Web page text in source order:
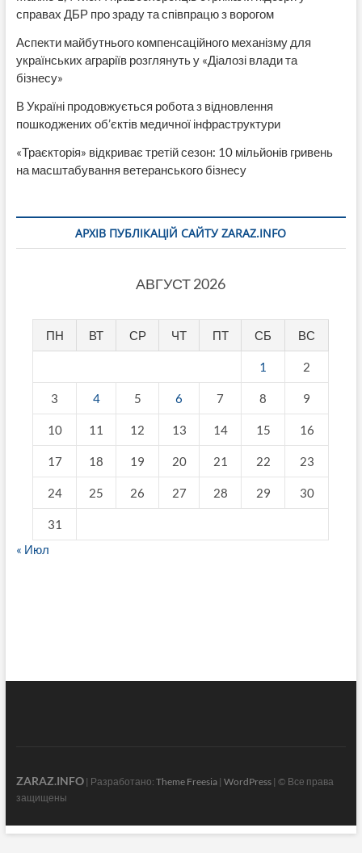
справах ДБР про зраду та співпрацю з ворогом
Аспекти майбутнього компенсаційного механізму для
українських аграріїв розглянуть у «Діалозі влади та
бізнесу»
В Україні продовжується робота з відновлення
пошкоджених об’єктів медичної інфраструктури
«Траєкторія» відкриває третій сезон: 10 мільйонів гривень
на масштабування ветеранського бізнесу
АРХІВ ПУБЛІКАЦІЙ САЙТУ ZARAZ.INFO
АВГУСТ 2026
ПН ВТ СР ЧТ ПТ СБ ВС
1 2
3 4 5 6 7 8 9
10 11 12 13 14 15 16
17 18 19 20 21 22 23
24 25 26 27 28 29 30
31
« Июл
ZARAZ.INFO| Разработано: Theme Freesia| WordPress| © Все права
защищены